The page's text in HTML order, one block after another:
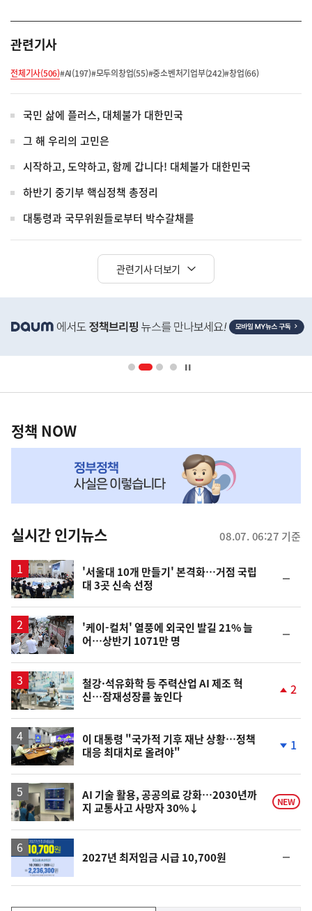
관련기사
전체기사(506)#AI(197)#모두의창업(55)#중소벤처기업부(242)#창업(66)
국민 삶에 플러스, 대체불가 대한민국
그 해 우리의 고민은
시작하고, 도약하고, 함께 갑니다! 대체불가 대한민국
하반기 중기부 핵심정책 총정리
대통령과 국무위원들로부터 박수갈채를
관련기사 더보기
단
영
책
NOW,
뉴
스
정책 NOW
실시간 인기뉴스 08.07. 06:27 기준
'서울대 10개 만들기' 본격화…거점 국립
대 3곳 신속 선정
일
'케이-컬처' 열풍에 외국인 발길 21% 늘
어…상반기 1071만 명
일
철강·석유화학 등 주력산업 AI 제조 혁
신…잠재성장률 높인다
2
이 대통령 "국가적 기후 재난 상황…정책
대응 최대치로 올려야"
락
1
AI 기술 활용, 공공의료 강화…2030년까
지 교통사고 사망자 30%↓
NEW
2027년 최저임금 시급 10,700원
일